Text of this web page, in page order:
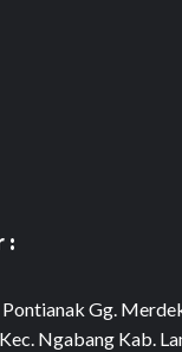
:
Pontianak Gg.
Ngabang Kab.